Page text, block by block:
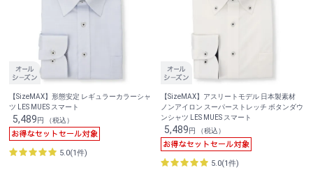
【SizeMAX】形態安定 レギュラーカラーシャ
ツ LES MUES スマート
5,489円 （税込）
5.0(1件)
【SizeMAX】アスリートモデル 日本製素材
ノンアイロン スーパーストレッチ ボタンダウ
ンシャツ LES MUES スマート
5,489円 （税込）
5.0(1件)